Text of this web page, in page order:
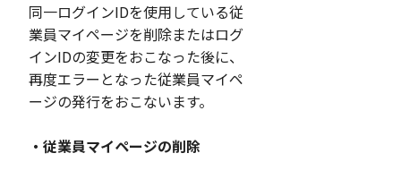
同一ログインIDを使用している従
業員マイページを削除またはログ
インIDの変更をおこなった後に、
再度エラーとなった従業員マイペ
ージの発行をおこないます。
・従業員マイページの削除